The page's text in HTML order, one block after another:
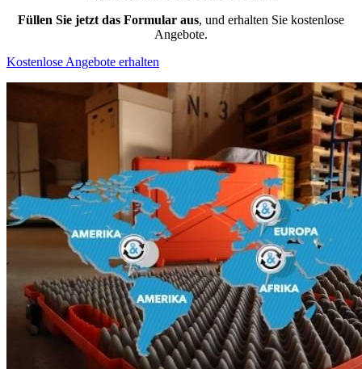
Füllen Sie jetzt das Formular aus, und erhalten Sie kostenlose
Angebote.
Kostenlose Angebote erhalten